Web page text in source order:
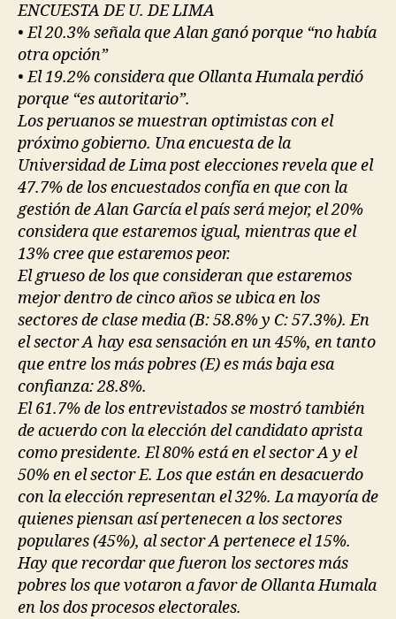
ENCUESTA DE U. DE LIMA
• El 20.3% señala que Alan ganó porque “no había
otra opción”
• El 19.2% considera que Ollanta Humala perdió
porque “es autoritario”.
Los peruanos se muestran optimistas con el
próximo gobierno. Una encuesta de la
Universidad de Lima post elecciones revela que el
47.7% de los encuestados confía en que con la
gestión de Alan García el país será mejor, el 20%
considera que estaremos igual, mientras que el
13% cree que estaremos peor.
El grueso de los que consideran que estaremos
mejor dentro de cinco años se ubica en los
sectores de clase media (B: 58.8% y C: 57.3%). En
el sector A hay esa sensación en un 45%, en tanto
que entre los más pobres (E) es más baja esa
confianza: 28.8%.
El 61.7% de los entrevistados se mostró también
de acuerdo con la elección del candidato aprista
como presidente. El 80% está en el sector A y el
50% en el sector E. Los que están en desacuerdo
con la elección representan el 32%. La mayoría de
quienes piensan así pertenecen a los sectores
populares (45%), al sector A pertenece el 15%.
Hay que recordar que fueron los sectores más
pobres los que votaron a favor de Ollanta Humala
en los dos procesos electorales.